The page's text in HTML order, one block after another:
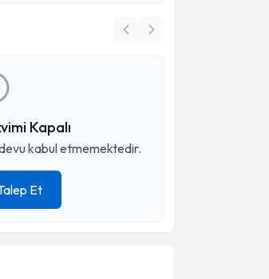
Kapalı
kabul etmemektedir.
Et